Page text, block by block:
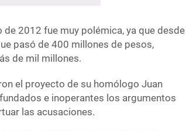
de 2012 fue muy polémica, ya que desde
pasó de 400 millones de pesos,
de mil millones.
el proyecto de su homólogo Juan
e inoperantes los argumentos
las acusaciones.